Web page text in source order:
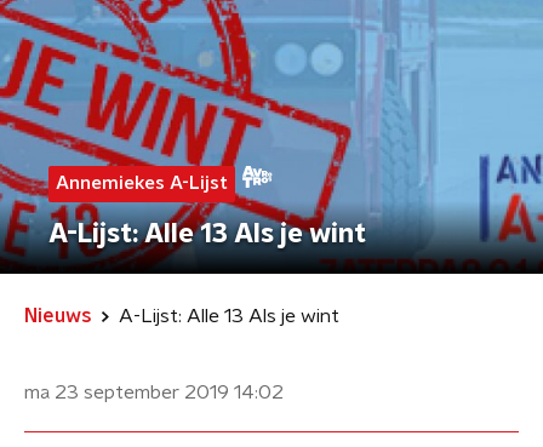
Annemiekes A-Lijst
A-Lijst: Alle 13 Als je wint
Nieuws A-Lijst: Alle 13 Als je wint
ma 23 september 2019 14:02